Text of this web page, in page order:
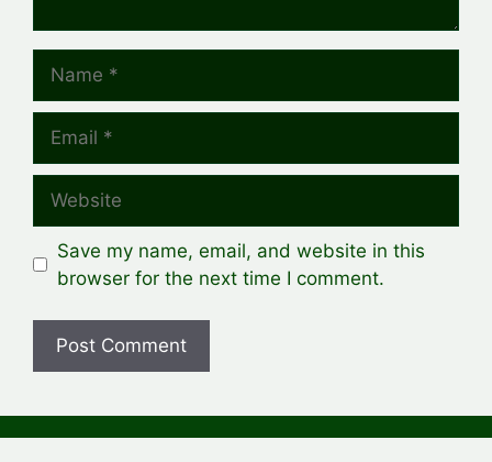
Save my name, email, and website in this
browser for the next time I comment.